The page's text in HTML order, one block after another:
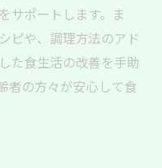
サポートします。ま
ピや、調理方法のアド
た食生活の改善を手助
者の方々が安心して食